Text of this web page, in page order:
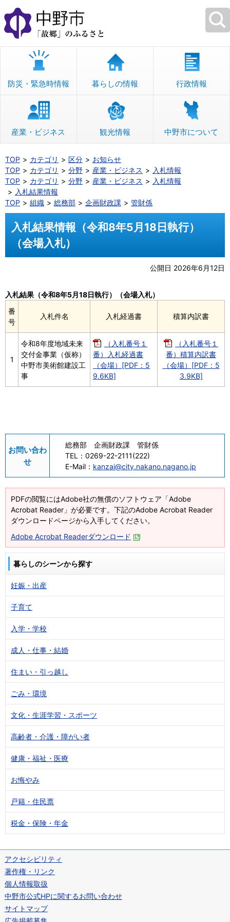
本
文
へ
移
防災・緊急時情報 暮らしの情報 行政情報
産業・ビジネス 観光情報 中野市について
TOP カテゴリ 区分
お知らせ
TOP
カテゴリ 分野 産業・ビジネス
入札情報
TOP
カテゴリ 分野 産業・ビジネス
入札情報
入札結果情報
TOP
組織 総務部 企画財政課 管財係
入札結果情報（令和8年5月18日執行）
（会場入札）
公開日 2026年6月12日
番
号
入札件名 入札経過書 積算内訳書
入札結果（令和8年5月18日執行）（会場入札）
1
令和8年度地域未来
交付金事業（仮称）
中野市美術館建設工
事
（入札番号１
番）入札経過書
（会場）[PDF：5
9.6KB]
（入札番号１
番）積算内訳書
（会場）[PDF：5
3.9KB]
お問い合わ
せ
総務部 企画財政課 管財係
TEL： 0269-22-2111(222)
E-Mail： kanzai@city.nakano.nagano.jp
PDFの閲覧にはAdobe社の無償のソフトウェア「Adobe
Acrobat Reader」が必要です。下記のAdobe Acrobat Reader
ダウンロードページから入手してください。
Adobe Acrobat Readerダウンロード
暮らしのシーンから探す
妊娠・出産
子育て
入学・学校
成人・仕事・結婚
住まい・引っ越し
ごみ・環境
文化・生涯学習・スポーツ
高齢者・介護・障がい者
健康・福祉・医療
お悔やみ
戸籍・住民票
税金・保険・年金
アクセシビリティ
著作権・リンク
個人情報取扱
中野市公式HPに関するお問い合わせ
サイトマップ